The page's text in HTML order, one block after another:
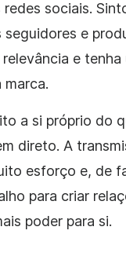
redes sociais.
seguidores e
e
marca.
a si próprio do
direto. A
esforço e, de
para criar
poder para si.